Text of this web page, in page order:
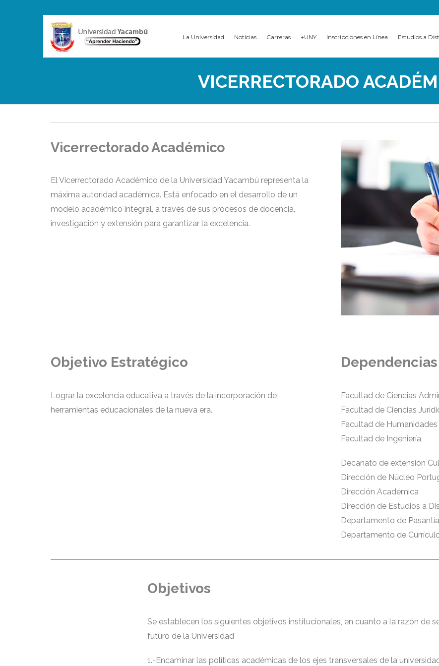
La Universidad Noticias Carreras +UNY Inscripciones en Línea Estudios a
VICERRECTORADO
Vicerrectorado Académico
El Vicerrectorado Académico de la Universidad Yacambú representa la
máxima autoridad académica. Está enfocado en el desarrollo de un
modelo académico integral, a través de sus procesos de docencia,
investigación y extensión para garantizar la excelencia.
Objetivo Estratégico
Lograr la excelencia educativa a través de la incorporación de
herramientas educacionales de la nueva era.
Facultad de Ciencias
Facultad de Ciencias
Facultad de Humanidades
Facultad de Ingeniería
Decanato de extensión
Dirección de Núcleo
Dirección Académica
Dirección de Estudios a
Departamento de
Departamento de
Objetivos
Se establecen los siguientes objetivos institucionales, en cuanto a la razón de
futuro de la Universidad
1.-Encaminar las políticas académicas de los ejes transversales de la